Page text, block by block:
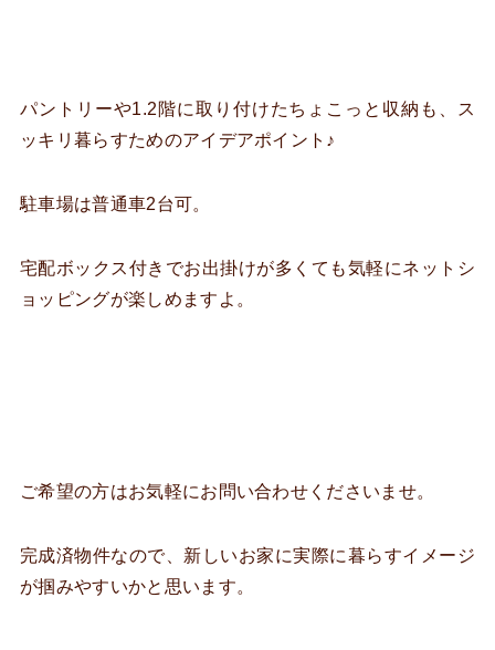
パントリーや1.2階に取り付けたちょこっと収納も、ス
ッキリ暮らすためのアイデアポイント♪
駐車場は普通車2台可。
宅配ボックス付きでお出掛けが多くても気軽にネットシ
ョッピングが楽しめますよ。
ご希望の方はお気軽にお問い合わせくださいませ。
完成済物件なので、新しいお家に実際に暮らすイメージ
が掴みやすいかと思います。